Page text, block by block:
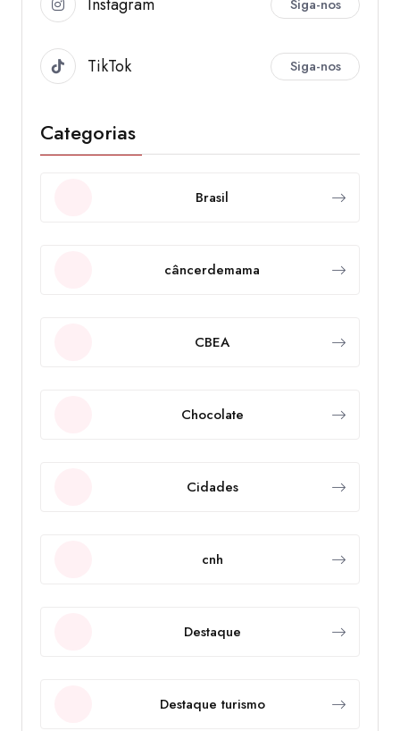
Siga-nos
TikTok Siga-nos
Categorias
Brasil
câncerdemama
CBEA
Chocolate
Cidades
cnh
Destaque
Destaque turismo